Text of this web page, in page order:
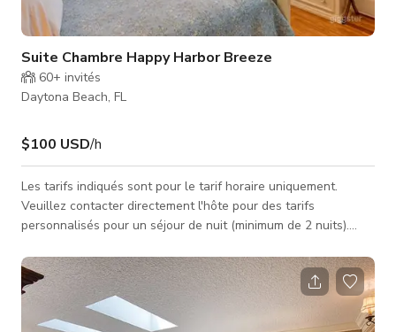
Suite Chambre Happy Harbor Breeze
60+ invités
Daytona Beach, FL
$100 USD/h
Les tarifs indiqués sont pour le tarif horaire uniquement.
Veuillez contacter directement l'hôte pour des tarifs
personnalisés pour un séjour de nuit (minimum de 2 nuits).
en Floride. La suite Harbor Breeze est située au rez-de-
chaussée (premier étage), facilement accessible depuis le
côté ouest par une rampe ou des escaliers. Avec une place de
parking réservée directement à côté de la rampe. La Harbor